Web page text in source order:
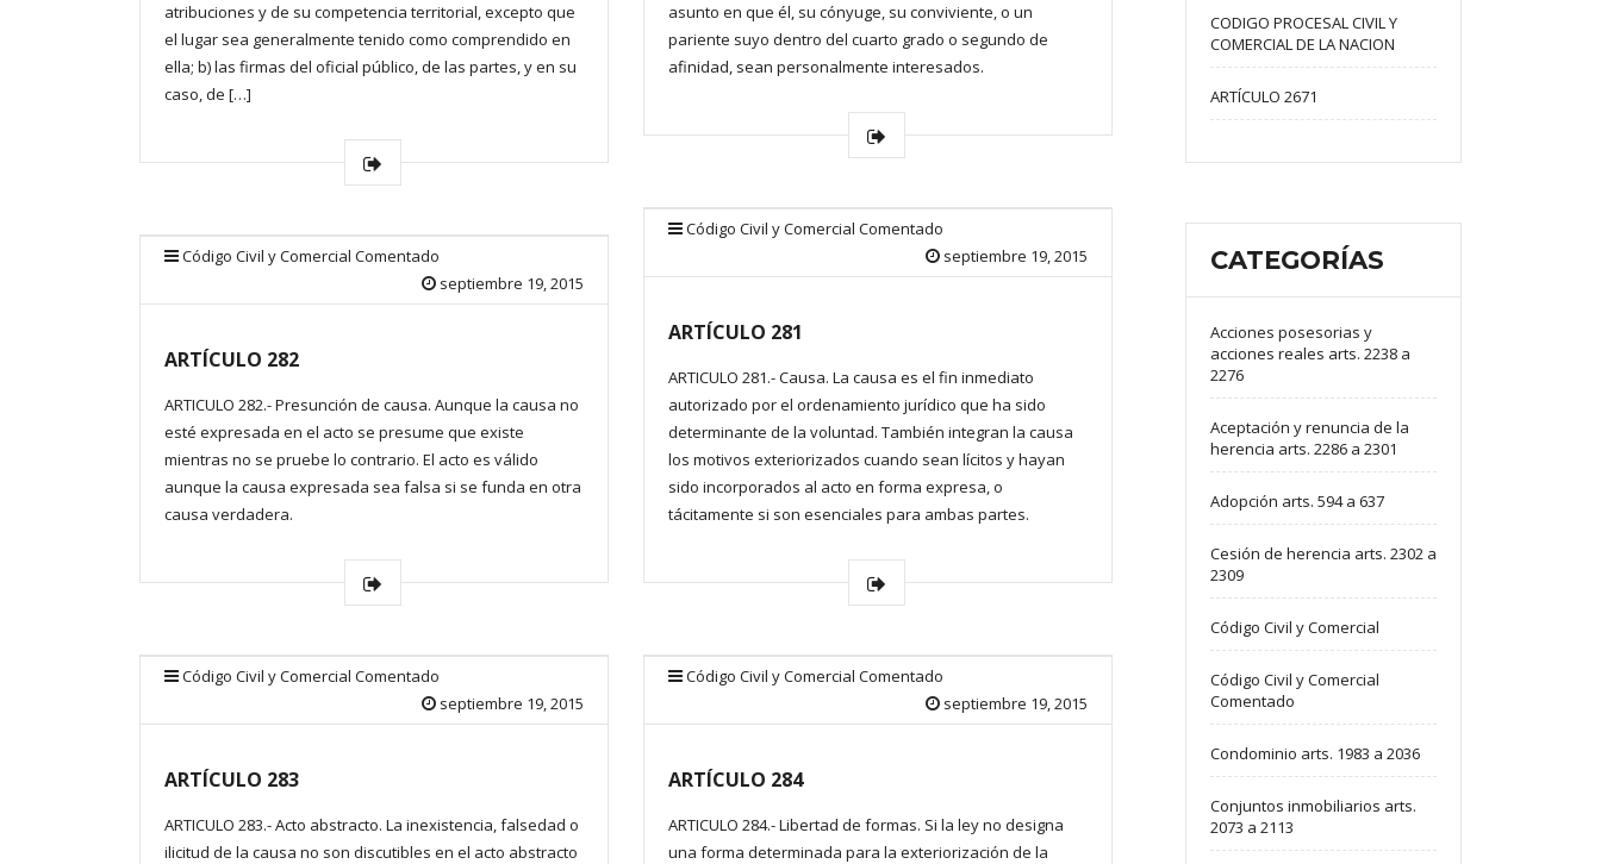
atribuciones y de su competencia territorial, excepto que
el lugar sea generalmente tenido como comprendido en
ella; b) las firmas del oficial público, de las partes, y en su
caso, de […]
asunto en que él, su cónyuge, su conviviente, o un
pariente suyo dentro del cuarto grado o segundo de
afinidad, sean personalmente interesados.
Código Civil y Comercial Comentado
septiembre 19, 2015
ARTÍCULO 281
ARTICULO 281.- Causa. La causa es el fin inmediato
autorizado por el ordenamiento jurídico que ha sido
determinante de la voluntad. También integran la causa
los motivos exteriorizados cuando sean lícitos y hayan
sido incorporados al acto en forma expresa, o
tácitamente si son esenciales para ambas partes.
Código Civil y Comercial Comentado
septiembre 19, 2015
ARTÍCULO 282
ARTICULO 282.- Presunción de causa. Aunque la causa no
esté expresada en el acto se presume que existe
mientras no se pruebe lo contrario. El acto es válido
aunque la causa expresada sea falsa si se funda en otra
causa verdadera.
Código Civil y Comercial Comentado
septiembre 19, 2015
ARTÍCULO 283
ARTICULO 283.- Acto abstracto. La inexistencia, falsedad o
ilicitud de la causa no son discutibles en el acto abstracto
Código Civil y Comercial Comentado
septiembre 19, 2015
ARTÍCULO 284
ARTICULO 284.- Libertad de formas. Si la ley no designa
una forma determinada para la exteriorización de la
CODIGO PROCESAL CIVIL Y
COMERCIAL DE LA NACION
ARTÍCULO 2671
CATEGORÍAS
Acciones posesorias y
acciones reales arts. 2238 a
2276
Aceptación y renuncia de la
herencia arts. 2286 a 2301
Adopción arts. 594 a 637
Cesión de herencia arts. 2302 a
2309
Código Civil y Comercial
Código Civil y Comercial
Comentado
Condominio arts. 1983 a 2036
Conjuntos inmobiliarios arts.
2073 a 2113